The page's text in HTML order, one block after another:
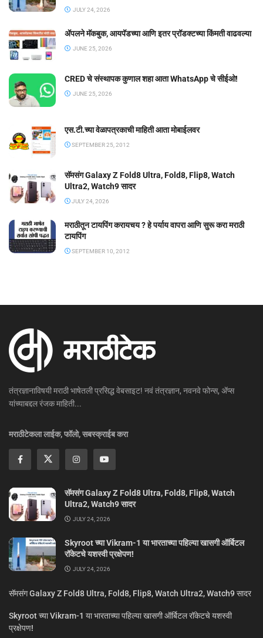
JULY 24, 2026
ॲपलने मॅकबुक, आयपॅडच्या आणि इतर प्रॉडक्टच्या किंमती वाढवल्या
JUNE 25, 2026
CRED चे संस्थापक कुणाल शहा आता WhatsApp चे सीईओ!
JUNE 25, 2026
एस.टी.च्या वेळापत्रकाची माहिती आता मोबाईलवर
SEPTEMBER 25, 2012
सॅमसंग Galaxy Z Fold8 Ultra, Fold8, Flip8, Watch
Ultra2, Watch9 सादर
JULY 24, 2026
मराठीतून टायपिंग करायचय ? हे पर्याय वापरा आणि सुरू करा मराठी
टायपिंग
SEPTEMBER 10, 2012
तंत्रज्ञानाविषयी मराठी भाषेतली प्रसिद्ध वेबसाइट! नवं तंत्रज्ञान, नवनवे फोन्स, ॲप्स
यांच्याबद्दल रंजक माहिती...
मराठीटेकला लाईक, फॉलो, सबस्क्राईब करा
सॅमसंग Galaxy Z Fold8 Ultra, Fold8, Flip8, Watch
Ultra2, Watch9 सादर
JULY 24, 2026
Skyroot च्या Vikram-1 या भारताच्या पहिल्या खासगी ऑर्बिटल
रॉकेटचे यशस्वी प्रक्षेपण!
JULY 24, 2026
सॅमसंग Galaxy Z Fold8 Ultra, Fold8, Flip8, Watch Ultra2, Watch9 सादर
Skyroot च्या Vikram-1 या भारताच्या पहिल्या खासगी ऑर्बिटल रॉकेटचे यशस्वी
प्रक्षेपण!